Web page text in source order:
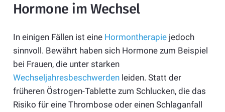
Hormone im Wechsel
In einigen Fällen ist eine Hormontherapiejedoch
sinnvoll. Bewährt haben sich Hormone zum Beispiel
bei Frauen, die unter starken
Wechseljahresbeschwerdenleiden. Statt der
früheren Östrogen-Tablette zum Schlucken, die das
Risiko für eine Thrombose oder einen Schlaganfall